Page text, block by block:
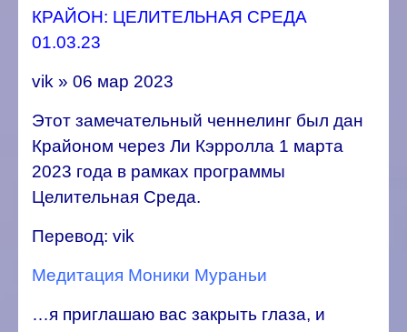
КРАЙОН: ЦЕЛИТЕЛЬНАЯ СРЕДА
01.03.23
vik » 06 мар 2023
Этот замечательный ченнелинг был дан
Крайоном через Ли Кэрролла 1 марта
2023 года в рамках программы
Целительная Среда.
Перевод: vik
Медитация Моники Мураньи
…я приглашаю вас закрыть глаза, и